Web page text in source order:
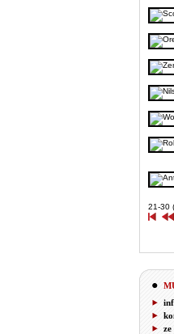
21-30
ze